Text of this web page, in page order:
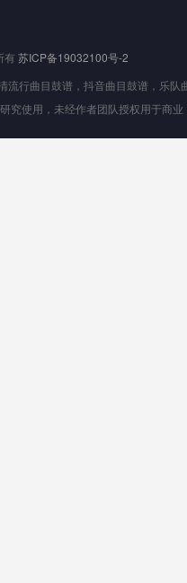
有苏ICP备19032100号-2
行曲目鼓谱，抖音曲目鼓谱，乐
究使用，未经作者团队授权用于商